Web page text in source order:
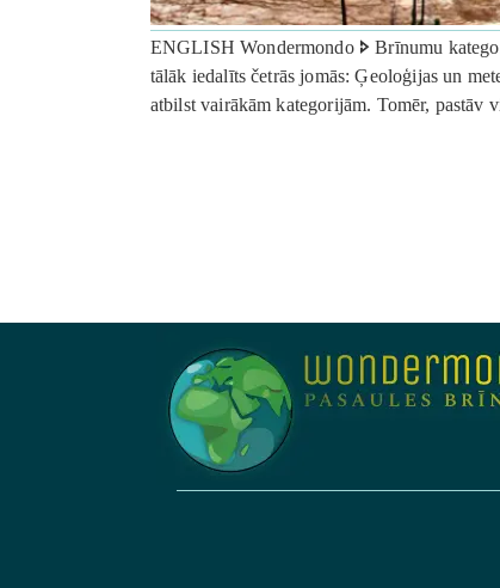
ENGLISH Wondermondo 🢖 Brīnumu
tālāk iedalīts četrās jomās: Ģeoloģijas un
atbilst vairākām kategorijām. Tomēr,